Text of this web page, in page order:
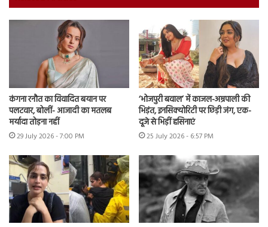
कंगना रनौत का विवादित बयान पर
पलटवार, बोलीं- आजादी का मतलब
मर्यादा तोड़ना नहीं
29 July 2026 - 7:00 PM
‘भोजपुरी बवाल’ में काजल-अम्रपाली की
भिड़ंत, इनसिक्योरिटी पर छिड़ी जंग, एक-
दूजे से भिड़ीं हसिनाएं
25 July 2026 - 6:57 PM